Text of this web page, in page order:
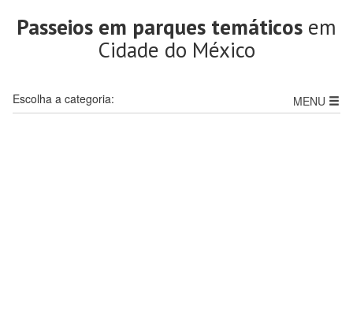
Passeios em parques temáticos em
Cidade do México
MENU
Escolha a categoria: